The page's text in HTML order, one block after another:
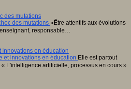
des mutations
«Être attentifs aux évolutions
responsable…
innovations en éducation
Elle est partout
L'intelligence artificielle, processus en cours »